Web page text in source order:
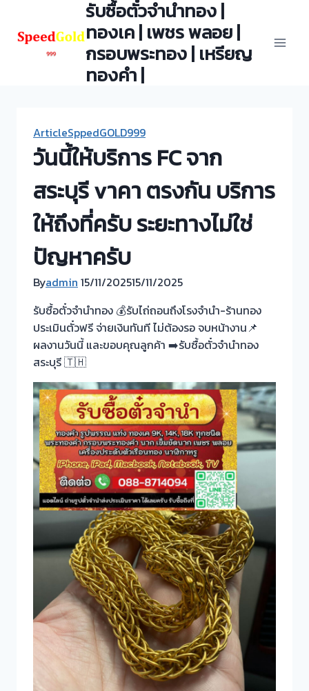
content
รับซื้อตั๋วจำนำทอง |
ทองเค | เพชร พลอย |
กรอบพระทอง | เหรียญ
ทองคำ |
ArticleSppedGOLD999
วันนี้ให้บริการ FC จาก
สระบุรี vาคา ตรงกัน บริการ
ให้ถึงที่ครับ ระยะทางไม่ใช่
ปัญหาครับ
Byadmin 15/11/202515/11/2025
รับซื้อตั๋วจำนำทอง 💰รับไถ่ถอนถึงโรงจำนำ-ร้านทอง
ประเมินตั๋วฟรี จ่ายเงินทันที ไม่ต้องรอ จบหน้างาน📌
ผลงานวันนี้ และขอบคุณลูกค้า ➡️รับซื้อตั๋วจำนำทอง
สระบุรี 🇹🇭